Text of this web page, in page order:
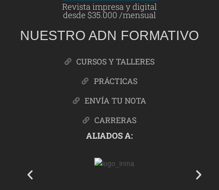
Revista impresa y digital
desde $35.000 /mensual
NUESTRO ADN FORMATIVO
CURSOS Y TALLERES
PRÁCTICAS
ENVÍA TU NOTA
CARRERAS
ALIADOS A: